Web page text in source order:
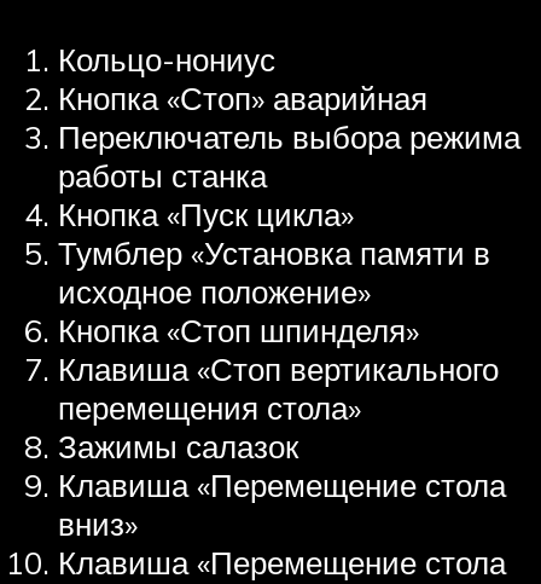
Кольцо-нониус
Кнопка «Стоп» аварийная
Переключатель выбора режима
работы станка
Кнопка «Пуск цикла»
Тумблер «Установка памяти в
исходное положение»
Кнопка «Стоп шпинделя»
Клавиша «Стоп вертикального
перемещения стола»
Зажимы салазок
Клавиша «Перемещение стола
вниз»
Клавиша «Перемещение стола